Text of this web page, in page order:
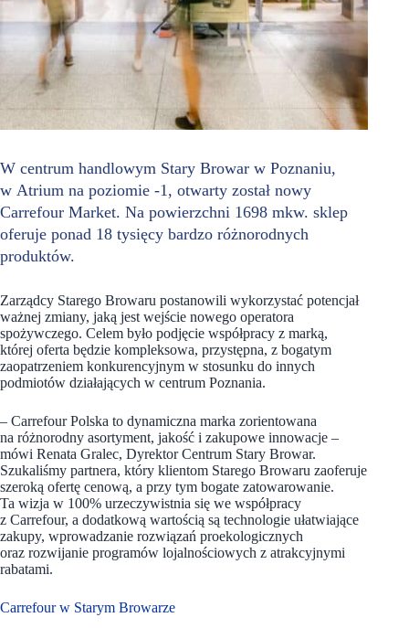
W centrum handlowym Stary Browar w Poznaniu,
w Atrium na poziomie -1, otwarty został nowy
Carrefour Market. Na powierzchni 1698 mkw. sklep
oferuje ponad 18 tysięcy bardzo różnorodnych
produktów.
Zarządcy Starego Browaru postanowili wykorzystać potencjał
ważnej zmiany, jaką jest wejście nowego operatora
spożywczego. Celem było podjęcie współpracy z marką,
której oferta będzie kompleksowa, przystępna, z bogatym
zaopatrzeniem konkurencyjnym w stosunku do innych
podmiotów działających w centrum Poznania.
– Carrefour Polska to dynamiczna marka zorientowana
na różnorodny asortyment, jakość i zakupowe innowacje –
mówi Renata Gralec, Dyrektor Centrum Stary Browar.
Szukaliśmy partnera, który klientom Starego Browaru zaoferuje
szeroką ofertę cenową, a przy tym bogate zatowarowanie.
Ta wizja w 100% urzeczywistnia się we współpracy
z Carrefour, a dodatkową wartością są technologie ułatwiające
zakupy, wprowadzanie rozwiązań proekologicznych
oraz rozwijanie programów lojalnościowych z atrakcyjnymi
rabatami.
Carrefour w Starym Browarze